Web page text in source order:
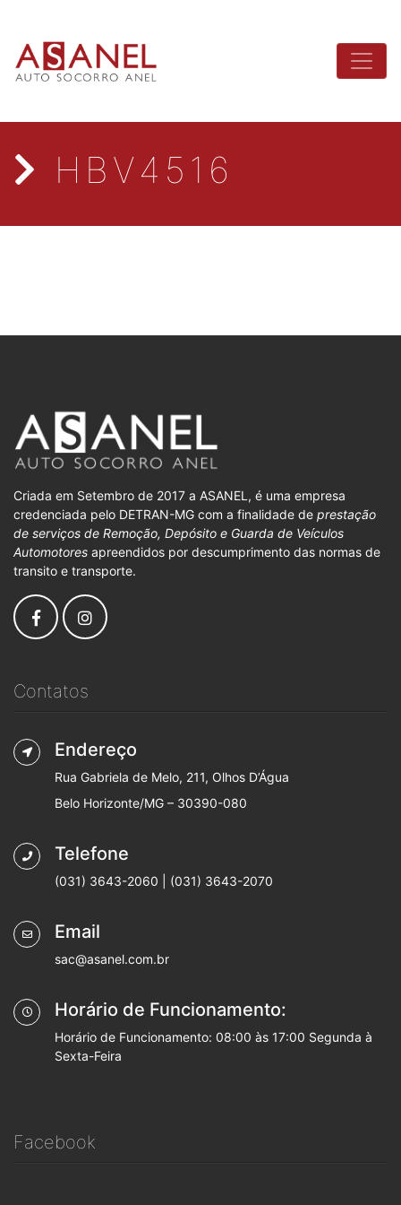
HBV4516
Criada em Setembro de 2017 a ASANEL, é uma empresa
credenciada pelo DETRAN-MG com a finalidade de prestação
de serviços de Remoção, Depósito e Guarda de Veículos
Automotores apreendidos por descumprimento das normas de
transito e transporte.
Contatos
Endereço
Rua Gabriela de Melo, 211, Olhos D’Água
Belo Horizonte/MG – 30390-080
Telefone
(031) 3643-2060 | (031) 3643-2070
Email
sac@asanel.com.br
Horário de Funcionamento:
Horário de Funcionamento: 08:00 às 17:00 Segunda à
Sexta-Feira
Facebook